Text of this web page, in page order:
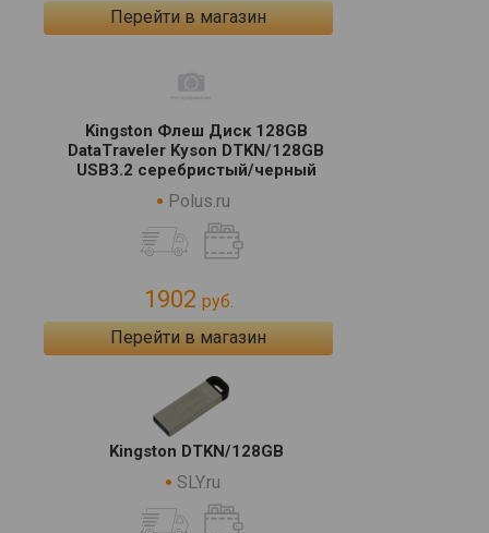
Перейти в магазин
Kingston Флеш Диск 128GB
DataTraveler Kyson DTKN/128GB
USB3.2 серебристый/черный
Polus.ru
1902 руб.
Перейти в магазин
Kingston DTKN/128GB
SLY.ru